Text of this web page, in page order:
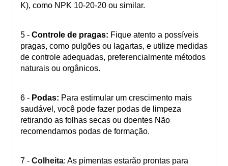
K), como NPK 10-20-20 ou similar.
5 - Controle de pragas: Fique atento a possíveis
pragas, como pulgões ou lagartas, e utilize medidas
de controle adequadas, preferencialmente métodos
naturais ou orgânicos.
6 - Podas: Para estimular um crescimento mais
saudável, você pode fazer podas de limpeza
retirando as folhas secas ou doentes Não
recomendamos podas de formação.
7 - Colheita: As pimentas estarão prontas para